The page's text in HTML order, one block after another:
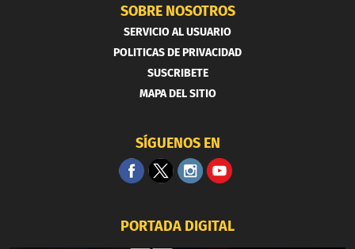
SOBRE NOSOTROS
SERVICIO AL USUARIO
POLITICAS DE PRIVACIDAD
SUSCRIBETE
MAPA DEL SITIO
SÍGUENOS EN
PORTADA DIGITAL